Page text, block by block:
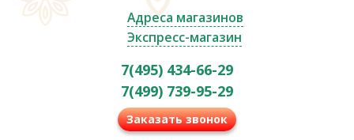
Адреса магазинов
Экспресс-магазин
7(495) 434-66-29
7(499) 739-95-29
Заказать звонок